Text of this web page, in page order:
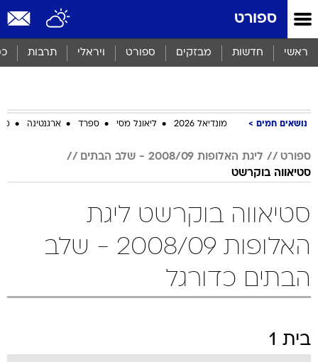
ספורט
ראשי חדשות מבזקים ספורט ויראלי תרבות
נושאים חמים מונדיאל 2026 ליאונל מסי ספרד ארגנטינה
ספורט
ליגת האלופות 2008/09 - שלב הבתים
סטיאווה בוקרשט
סטיאווה בוקרשט ליגת
האלופות 2008/09 - שלב
הבתים כדורגל
בית 1